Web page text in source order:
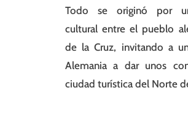
Todo se originó por
cultural entre el pueblo
de la Cruz, invitando a
Alemania a dar unos
ciudad turística del Norte